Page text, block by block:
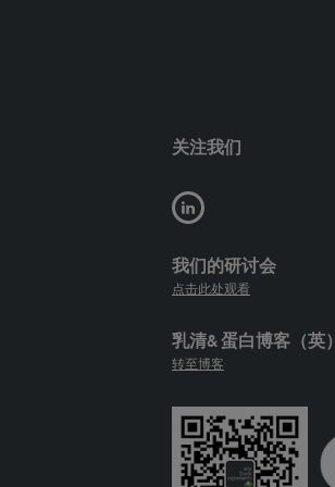
关注我们
我们的研讨会
点击此处观看
乳清& 蛋白博客（英）
转至博客